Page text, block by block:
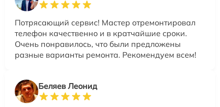
Потрясающий сервис! Мастер отремонтировал
телефон качественно и в кратчайшие сроки.
Очень понравилось, что были предложены
разные варианты ремонта. Рекомендуем всем!
Беляев Леонид